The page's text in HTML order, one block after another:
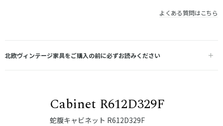
よくある質問はこちら
北欧ヴィンテージ家具をご購入の前に必ずお読みください
Cabinet R612D329F
蛇腹キャビネット R612D329F